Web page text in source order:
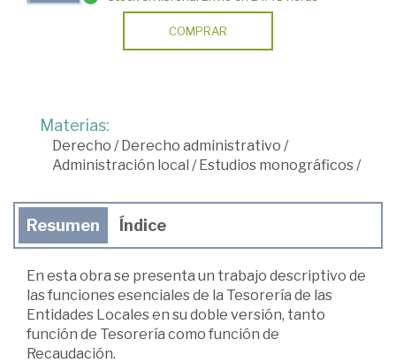
COMPRAR
Materias:
Derecho /Derecho administrativo /
Administración local /Estudios monográficos /
Resumen Índice
En esta obra se presenta un trabajo descriptivo de
las funciones esenciales de la Tesorería de las
Entidades Locales en su doble versión, tanto
función de Tesorería como función de
Recaudación.